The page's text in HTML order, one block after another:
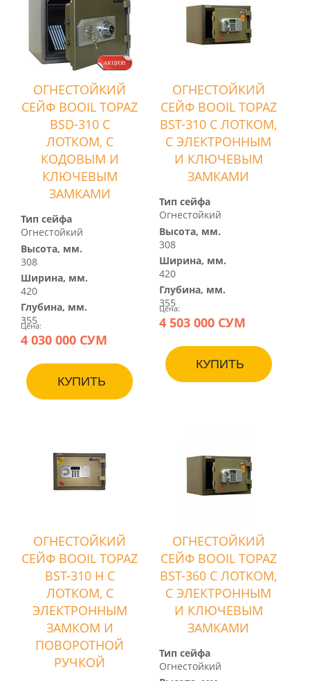
ОГНЕСТОЙКИЙ
СЕЙФ BOOIL TOPAZ
BSD-310 С
ЛОТКОМ, С
КОДОВЫМ И
КЛЮЧЕВЫМ
ЗАМКАМИ
Тип сейфа
Огнестойкий
Высота, мм.
308
Ширина, мм.
420
Глубина, мм.
355
Цена:
4 030 000 СУМ
КУПИТЬ
ОГНЕСТОЙКИЙ
СЕЙФ BOOIL TOPAZ
BST-310 С ЛОТКОМ,
С ЭЛЕКТРОННЫМ
И КЛЮЧЕВЫМ
ЗАМКАМИ
Тип сейфа
Огнестойкий
Высота, мм.
308
Ширина, мм.
420
Глубина, мм.
355
Цена:
4 503 000 СУМ
КУПИТЬ
ОГНЕСТОЙКИЙ
СЕЙФ BOOIL TOPAZ
BST-310 H С
ЛОТКОМ, С
ЭЛЕКТРОННЫМ
ЗАМКОМ И
ПОВОРОТНОЙ
РУЧКОЙ
ОГНЕСТОЙКИЙ
СЕЙФ BOOIL TOPAZ
BST-360 С ЛОТКОМ,
С ЭЛЕКТРОННЫМ
И КЛЮЧЕВЫМ
ЗАМКАМИ
Тип сейфа
Огнестойкий